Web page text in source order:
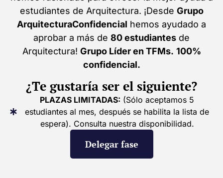
estudiantes de Arquitectura. ¡Desde Grupo
ArquitecturaConfidencial hemos ayudado a
aprobar a más de 80 estudiantes de
Arquitectura! Grupo Líder en TFMs. 100%
confidencial.
¿Te gustaría ser el siguiente?
PLAZAS LIMITADAS: (Sólo aceptamos 5
estudiantes al mes, después se habilita la lista de
espera). Consulta nuestra disponibilidad.
Delegar fase